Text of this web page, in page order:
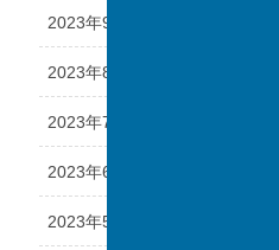
2023年9月
2023年8月
2023年7月
2023年6月
2023年5月